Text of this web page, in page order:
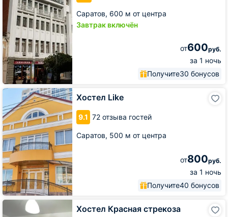
Саратов, 600 м от центра
Завтрак включён
от600руб.
за 1 ночь
Получите30 бонусов
Хостел Like
9.1 72 отзыва гостей
Саратов, 500 м от центра
от800руб.
за 1 ночь
Получите40 бонусов
Хостел
Хостел Красная стрекоза
Хостел
Красная